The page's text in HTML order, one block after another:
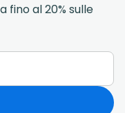
fino al 20% sulle